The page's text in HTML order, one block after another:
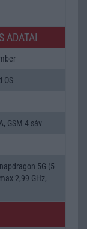
ADATAI
OS
GSM 4 sáv
5G (5
2,99 GHz,